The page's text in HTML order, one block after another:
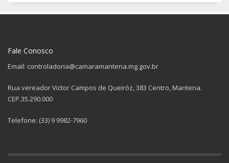
Fale Conosco
Email: controladoria@camaramantena.mg.gov.br
Rua vereador Victor Campos de Queiróz, 383 Centro, Mantena.
CEP.35.290.000
Telefone: (33) 9 9982-7960